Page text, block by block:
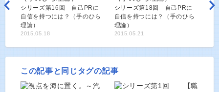
シリーズ第16回 自己PRに
自信を持つには？（手のひら
理論）
2015.05.18
シリーズ第18回 自己PRに
自信を持つには？（手のひら
理論）
2015.05.21
この記事と同じタグの記事